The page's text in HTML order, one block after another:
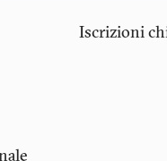
Iscrizioni